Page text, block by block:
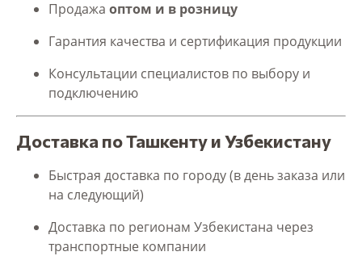
Продажа оптом и в розницу
Гарантия качества и сертификация продукции
Консультации специалистов по выбору и
подключению
Доставка по Ташкенту и Узбекистану
Быстрая доставка по городу (в день заказа или
на следующий)
Доставка по регионам Узбекистана через
транспортные компании